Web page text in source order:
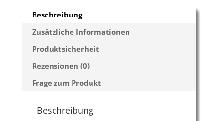
Beschreibung
Zusätzliche Informationen
Produktsicherheit
Rezensionen (0)
Frage zum Produkt
Beschreibung